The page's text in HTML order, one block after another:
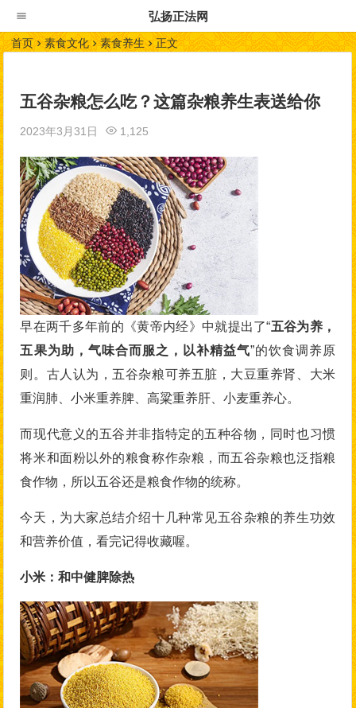
弘扬正法网
首页 素食文化 素食养生 正文
五谷杂粮怎么吃？这篇杂粮养生表送给你
2023年3月31日 1,125
早在两千多年前的《黄帝内经》中就提出了“五谷为养，
五果为助，气味合而服之，以补精益气”的饮食调养原
则。古人认为，五谷杂粮可养五脏，大豆重养肾、大米
重润肺、小米重养脾、高粱重养肝、小麦重养心。
而现代意义的五谷并非指特定的五种谷物，同时也习惯
将米和面粉以外的粮食称作杂粮，而五谷杂粮也泛指粮
食作物，所以五谷还是粮食作物的统称。
今天，为大家总结介绍十几种常见五谷杂粮的养生功效
和营养价值，看完记得收藏喔。
小米：和中健脾除热